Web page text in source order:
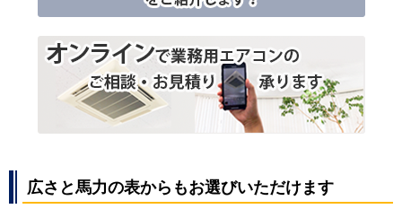
広さと馬力の表からもお選びいただけます